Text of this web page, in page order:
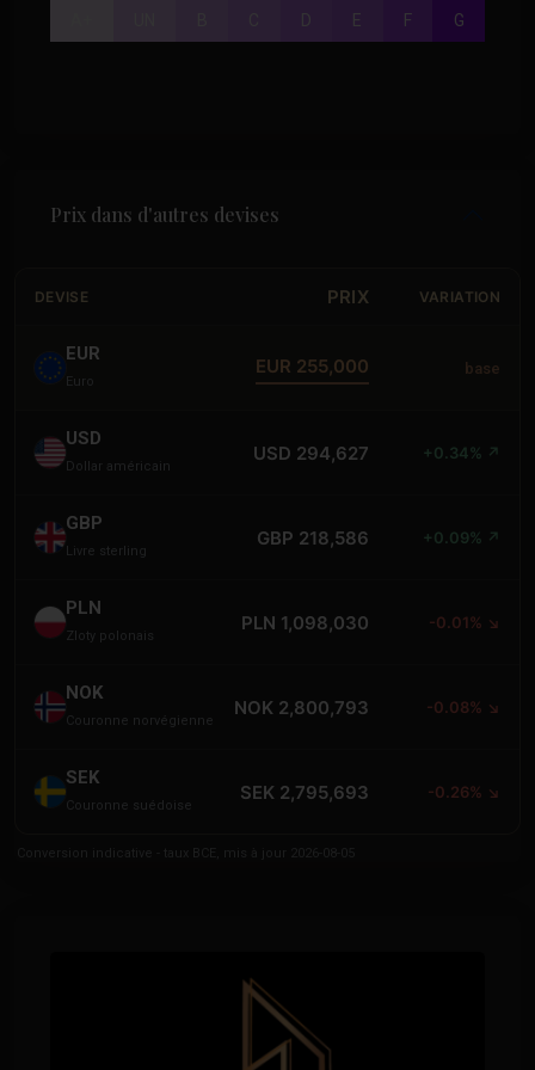
D E F G
Prix dans d'autres devises
DEVISE PRIX VARIATION
EUR
Euro
EUR 255,000 base
USD
Dollar américain
USD 294,627 +0.34% ↗
GBP
Livre sterling
GBP 218,586 +0.09% ↗
PLN
Zloty polonais
PLN 1,098,030 -0.01% ↘
NOK
Couronne norvégienne
NOK 2,800,793 -0.08% ↘
SEK
Couronne suédoise
SEK 2,795,693 -0.26% ↘